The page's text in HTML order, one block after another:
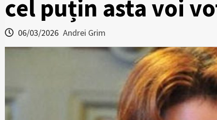
cel puțin asta voi
06/03/2026 Andrei Grim